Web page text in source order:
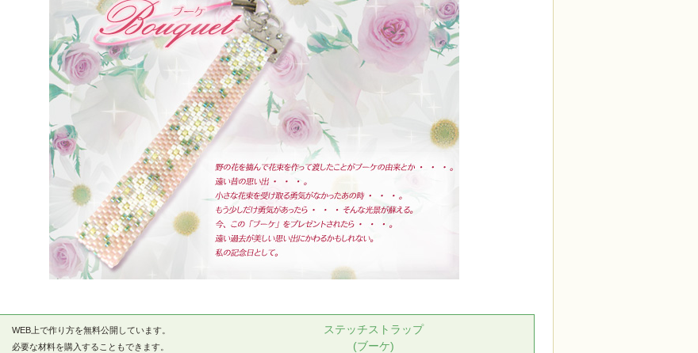
WEB上で作り方を無料公開しています。
必要な材料を購入することもできます。
ステッチストラップ
(ブーケ)